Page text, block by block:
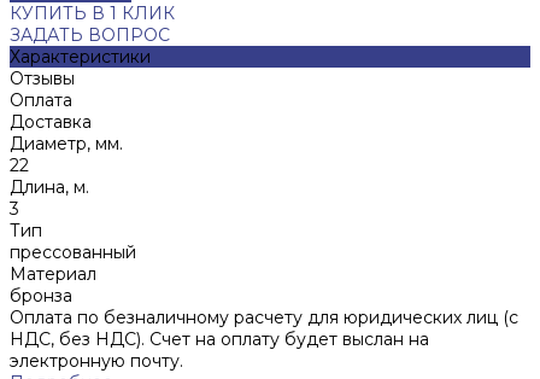
КУПИТЬ В 1 КЛИК
ЗАДАТЬ ВОПРОС
Характеристики
Отзывы
Оплата
Доставка
Диаметр, мм.
22
Длина, м.
3
Тип
прессованный
Материал
бронза
Оплата по безналичному расчету для юридических лиц (с
НДС, без НДС). Счет на оплату будет выслан на
электронную почту.